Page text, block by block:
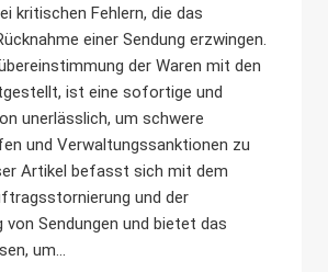
kritischen Fehlern, die das
einer Sendung erzwingen.
der Waren mit den
ist eine sofortige und
unerlässlich, um schwere
und Verwaltungssanktionen zu
Artikel befasst sich mit dem
und der
von Sendungen und bietet das
um...